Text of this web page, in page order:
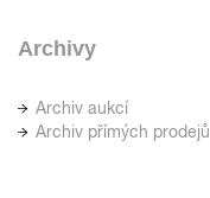
Archivy
Archiv aukcí
Archiv přímých prodejů